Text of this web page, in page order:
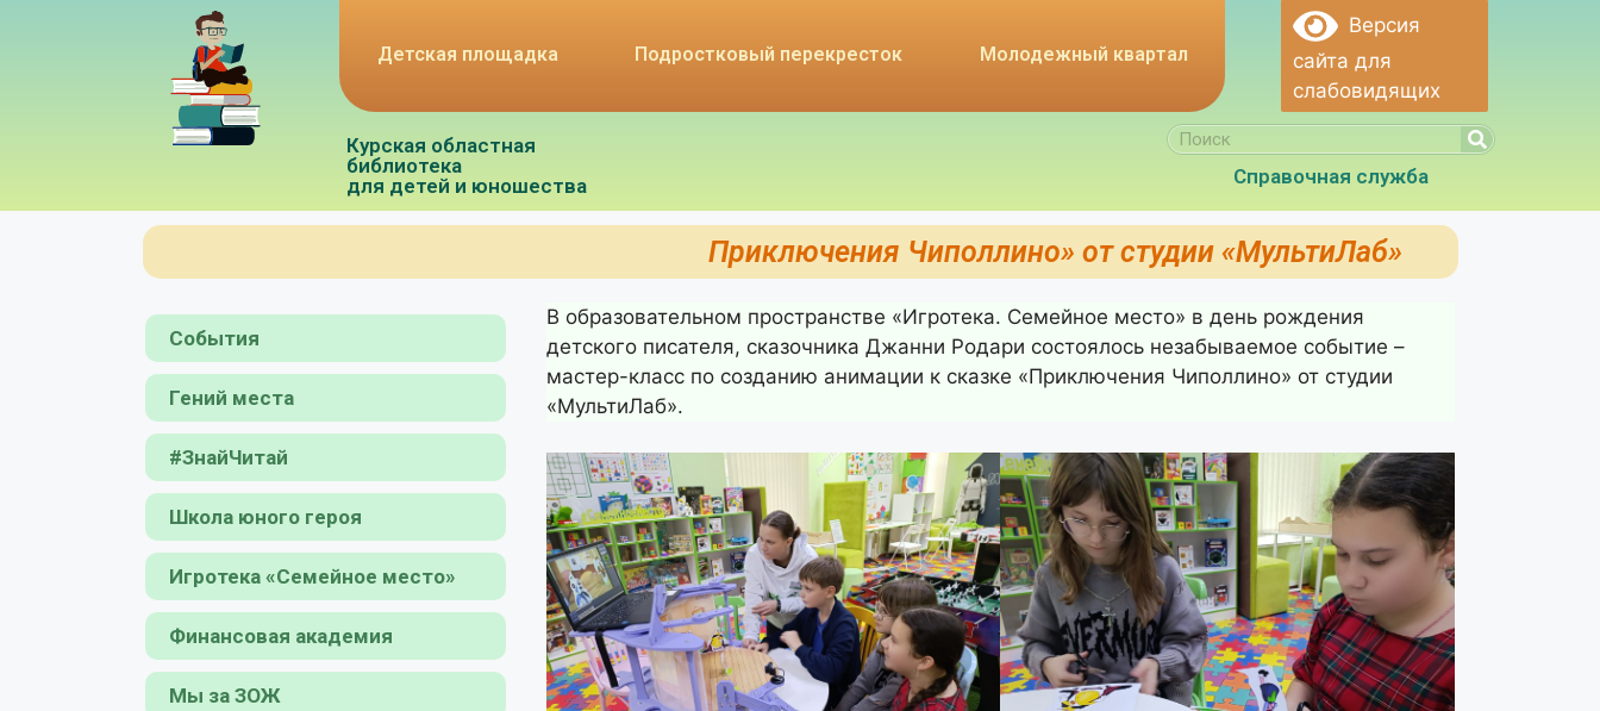
Детская площадка Подростковый перекресток Молодежный квартал
Версия
сайта для
слабовидящих
Курская областная
библиотека
для детей и юношества
Справочная служба
Приключения Чиполлино» от студии «МультиЛаб»
События
Гений места
#ЗнайЧитай
Школа юного героя
Игротека «Семейное место»
Финансовая академия
Мы за ЗОЖ
В образовательном пространстве «Игротека. Семейное место» в день рождения
детского писателя, сказочника Джанни Родари состоялось незабываемое событие –
мастер-класс по созданию анимации к сказке «Приключения Чиполлино» от студии
«МультиЛаб».